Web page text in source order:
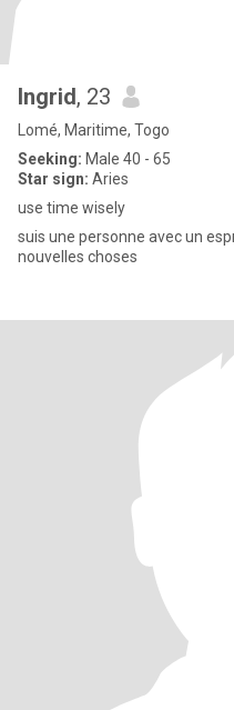
Ingrid, 23
Lomé, Maritime, Togo
Seeking: Male 40 - 65
Star sign: Aries
use time wisely
suis une personne avec un
nouvelles choses